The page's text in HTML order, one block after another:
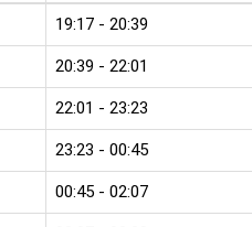
19:17 - 20:39
20:39 - 22:01
22:01 - 23:23
23:23 - 00:45
00:45 - 02:07